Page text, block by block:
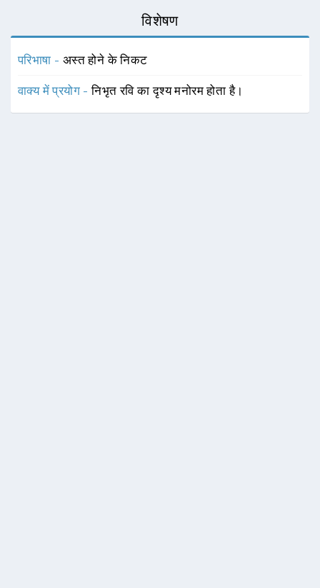
विशेषण
परिभाषा - अस्त होने के निकट
वाक्य में प्रयोग -निभृत रवि का दृश्य मनोरम होता है।